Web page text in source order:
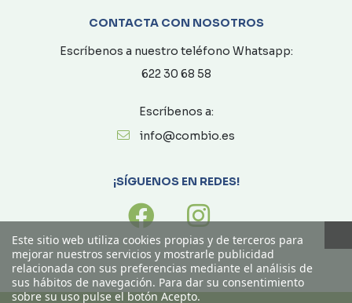
CONTACTA CON NOSOTROS
Escríbenos a nuestro teléfono Whatsapp:
622 30 68 58
Escríbenos a:
info@combio.es
¡SÍGUENOS EN REDES!
Este sitio web utiliza cookies propias y de terceros para
mejorar nuestros servicios y mostrarle publicidad
relacionada con sus preferencias mediante el análisis de
sus hábitos de navegación. Para dar su consentimiento
sobre su uso pulse el botón Acepto.